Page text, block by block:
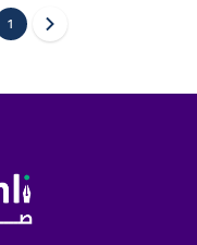
تواصلوا معي باي وقت ,,
1